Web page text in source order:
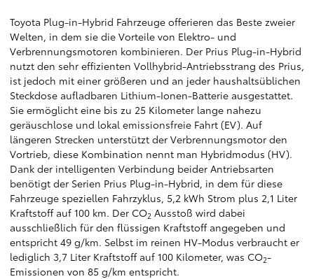
Toyota Plug-in-Hybrid Fahrzeuge offerieren das Beste zweier
Welten, in dem sie die Vorteile von Elektro- und
Verbrennungsmotoren kombinieren. Der Prius Plug-in-Hybrid
nutzt den sehr effizienten Vollhybrid-Antriebsstrang des Prius,
ist jedoch mit einer größeren und an jeder haushaltsüblichen
Steckdose aufladbaren Lithium-Ionen-Batterie ausgestattet.
Sie ermöglicht eine bis zu 25 Kilometer lange nahezu
geräuschlose und lokal emissionsfreie Fahrt (EV). Auf
längeren Strecken unterstützt der Verbrennungsmotor den
Vortrieb, diese Kombination nennt man Hybridmodus (HV).
Dank der intelligenten Verbindung beider Antriebsarten
benötigt der Serien Prius Plug-in-Hybrid, in dem für diese
Fahrzeuge speziellen Fahrzyklus, 5,2 kWh Strom plus 2,1 Liter
Kraftstoff auf 100 km. Der CO2 Ausstoß wird dabei
ausschließlich für den flüssigen Kraftstoff angegeben und
entspricht 49 g/km. Selbst im reinen HV-Modus verbraucht er
lediglich 3,7 Liter Kraftstoff auf 100 Kilometer, was CO2-
Emissionen von 85 g/km entspricht.